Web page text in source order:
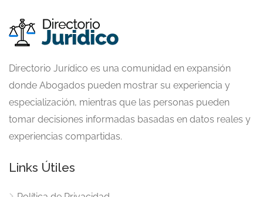
Directorio Jurídico es una comunidad en expansión
donde Abogados pueden mostrar su experiencia y
especialización, mientras que las personas pueden
tomar decisiones informadas basadas en datos reales y
experiencias compartidas.
Links Útiles